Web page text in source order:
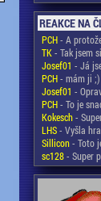
REAKCE NA
PCH- A
TK- Tak jsem
Josef01 - Já
PCH- mám ji ;)
Josef01 -
PCH- To je
Kokesch-
LHS- Vyšla hra
Sillicon- Toto
sc128- Super